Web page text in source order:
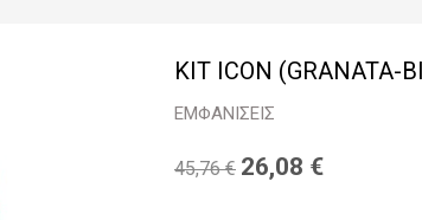
KIT ICON (GRANATA-
ΕΜΦΑΝΙΣΕΙΣ
45,76€ 26,08 €